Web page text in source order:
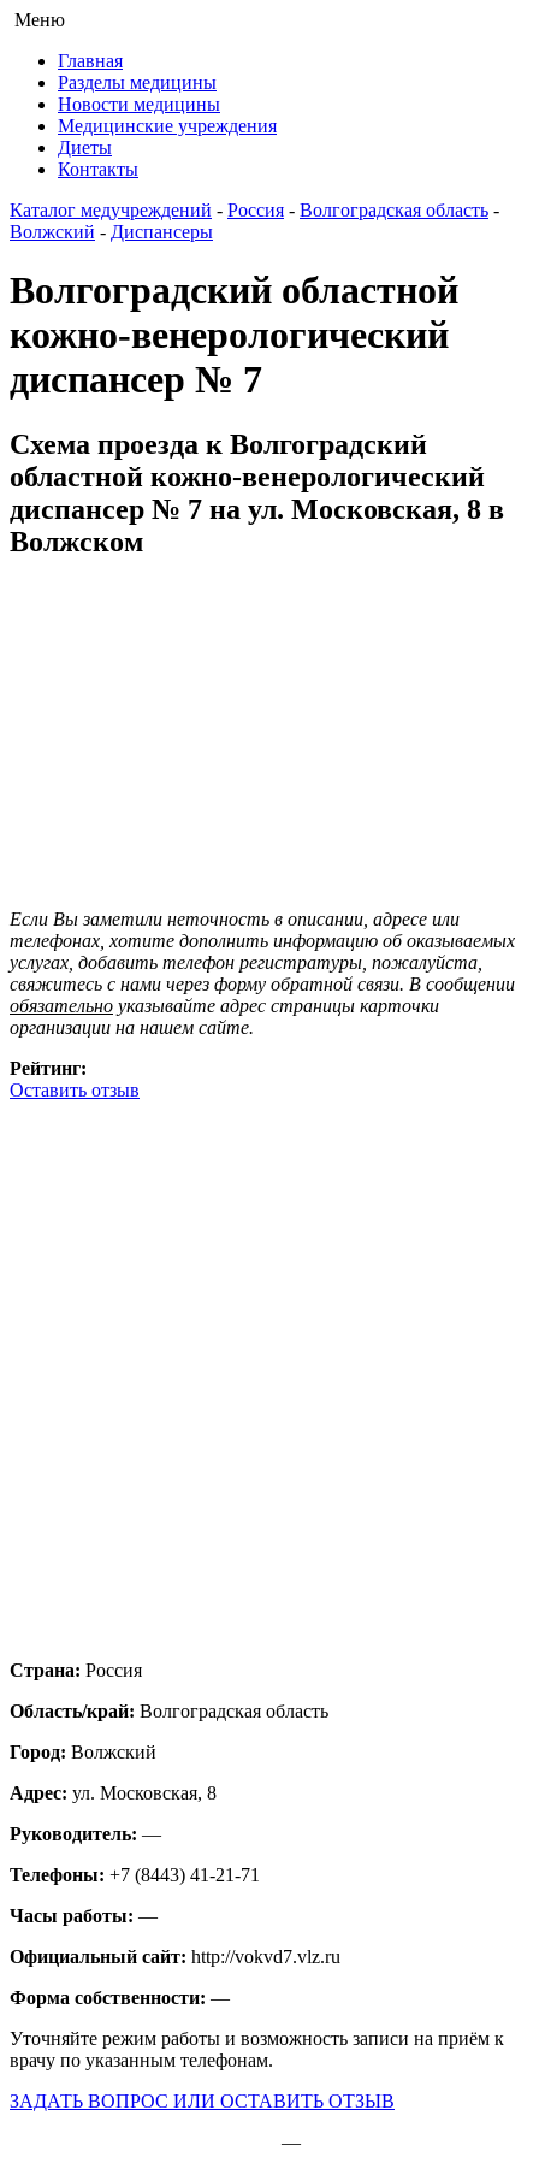
Меню
Главная
Разделы медицины
Новости медицины
Медицинские учреждения
Диеты
Контакты
Каталог медучреждений - Россия - Волгоградская область -
Волжский - Диспансеры
Волгоградский областной
кожно-венерологический
диспансер № 7
Схема проезда к Волгоградский
областной кожно-венерологический
диспансер № 7 на ул. Московская, 8 в
Волжском
Если Вы заметили неточность в описании, адресе или
телефонах, хотите дополнить информацию об оказываемых
услугах, добавить телефон регистратуры, пожалуйста,
свяжитесь с нами через форму обратной связи. В сообщении
обязательно указывайте адрес страницы карточки
организации на нашем сайте.
Рейтинг:
Оставить отзыв
Страна: Россия
Область/край: Волгоградская область
Город: Волжский
Адрес: ул. Московская, 8
Руководитель: —
Телефоны: +7 (8443) 41-21-71
Часы работы: —
Официальный сайт: http://vokvd7.vlz.ru
Форма собственности: —
Уточняйте режим работы и возможность записи на приём к
врачу по указанным телефонам.
ЗАДАТЬ ВОПРОС ИЛИ ОСТАВИТЬ ОТЗЫВ
—